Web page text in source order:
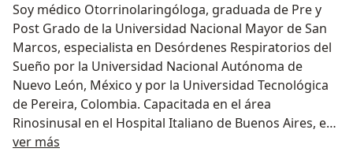
Soy médico Otorrinolaringóloga, graduada de Pre y
Post Grado de la Universidad Nacional Mayor de San
Marcos, especialista en Desórdenes Respiratorios del
Sueño por la Universidad Nacional Autónoma de
Nuevo León, México y por la Universidad Tecnológica
de Pereira, Colombia. Capacitada en el área
Rinosinusal en el Hospital Italiano de Buenos Aires, en
el área de oído en Instituto Portmann y Hospital CHU
ver más